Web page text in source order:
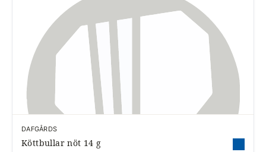
DAFGÅRDS
Köttbullar nöt 14 g